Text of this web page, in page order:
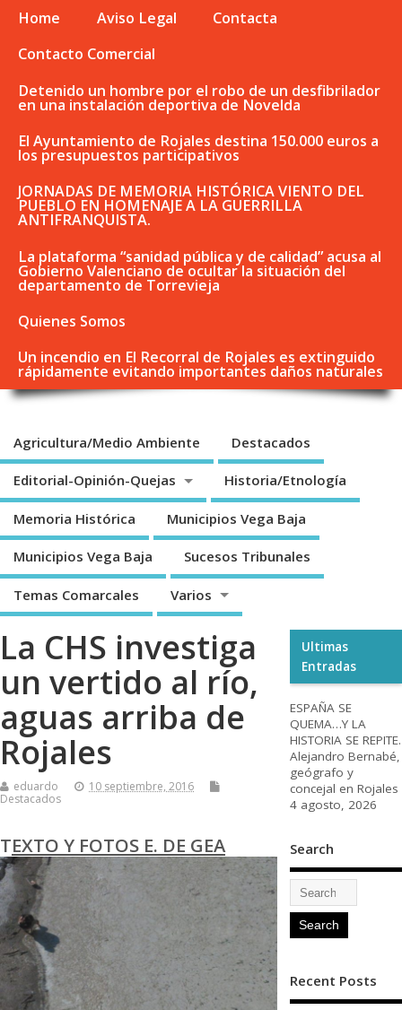
Home Aviso Legal
Contacta
Contacto Comercial
Detenido un hombre por el robo de un desfibrilador
en una instalación deportiva de Novelda
El Ayuntamiento de Rojales destina 150.000 euros a
los presupuestos participativos
JORNADAS DE MEMORIA HISTÓRICA VIENTO DEL
PUEBLO EN HOMENAJE A LA GUERRILLA
ANTIFRANQUISTA.
La plataforma “sanidad pública y de calidad” acusa al
Gobierno Valenciano de ocultar la situación del
departamento de Torrevieja
Quienes Somos
Un incendio en El Recorral de Rojales es extinguido
rápidamente evitando importantes daños naturales
Agricultura/Medio Ambiente Destacados
Editorial-Opinión-Quejas Historia/Etnología
Memoria Histórica Municipios Vega Baja
Municipios Vega Baja Sucesos Tribunales
Temas Comarcales Varios
La CHS investiga
un vertido al río,
aguas arriba de
Rojales
eduardo
10 septiembre, 2016
Destacados
TEXTO Y FOTOS E. DE GEA
Ultimas
Entradas
ESPAÑA SE
QUEMA…Y LA
HISTORIA SE REPITE.
Alejandro Bernabé,
geógrafo y
concejal en Rojales
4 agosto, 2026
Search
Recent Posts